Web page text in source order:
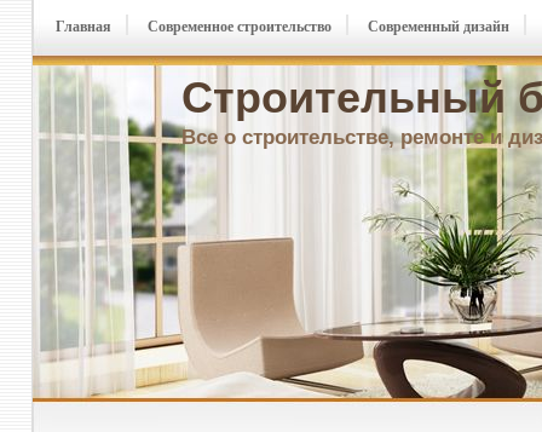
Строительный
Все о строительстве, ремонте и
Главная Современное строительство Современный дизайн